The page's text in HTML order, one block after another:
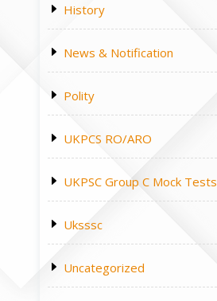
History
News & Notification
Polity
UKPCS RO/ARO
UKPSC Group C Mock Tests
Uksssc
Uncategorized